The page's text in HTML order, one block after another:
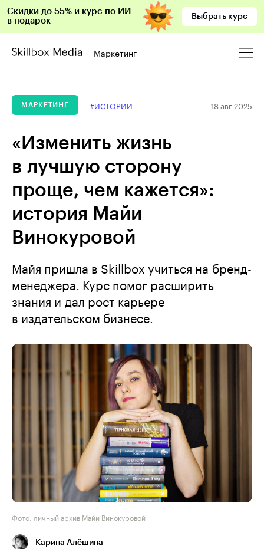
Скидки до 55% и курс по ИИ
в подарок
Выбрать курс
Маркетинг
МАРКЕТИНГ #ИСТОРИИ 18 авг 2025
«Изменить жизнь
в лучшую сторону
проще, чем кажется»:
история Майи
Винокуровой
Майя пришла в Skillbox учиться на бренд-
менеджера. Курс помог расширить
знания и дал рост карьере
в издательском бизнесе.
Фото: личный архив Майи Винокуровой
Карина Алёшина